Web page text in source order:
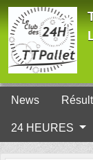
News
24 HEURES
Panneau de